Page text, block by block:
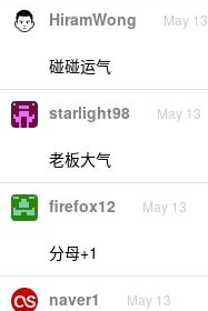
HiramWong May 13
碰碰运气
starlight98 May 13
老板大气
firefox12 May 13
分母+1
naver1 May 13